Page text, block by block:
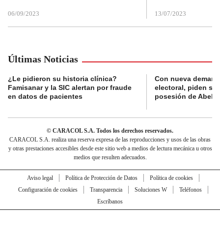
06/09/2023 13/07/2023
Últimas Noticias
¿Le pidieron su historia clínica?
Famisanar y la SIC alertan por fraude
en datos de pacientes
Con nueva
electoral, piden
posesión de
© CARACOL S.A. Todos los derechos reservados.
CARACOL S.A. realiza una reserva expresa de las reproducciones y usos de las obras
y otras prestaciones accesibles desde este sitio web a medios de lectura mecánica u otros
medios que resulten adecuados.
Aviso legal Política de Protección de Datos
Política de cookies
Configuración de cookies
Transparencia Soluciones W
Teléfonos
Escríbanos